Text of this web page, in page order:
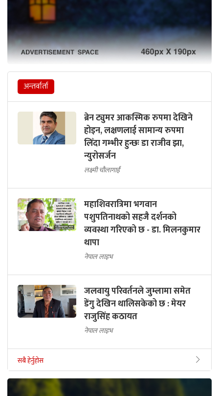
अन्तर्वार्ता
ब्रेन ट्युमर आकस्मिक रुपमा देखिने
होइन, लक्षणलाई सामान्य रुपमा
लिँदा गम्भीर हुन्छः डा राजीव झा,
न्युरोसर्जन
लक्ष्मी चौलागाईं
महाशिवरात्रिमा भगवान
पशुपतिनाथको सहजै दर्शनको
व्यवस्था गरिएको छ - डा. मिलनकुमार
थापा
नेपाल लाइभ
जलवायु परिवर्तनले जुम्लामा समेत
डेंगु देखिन थालिसकेको छ : मेयर
राजुसिंह कठायत
नेपाल लाइभ
सबै हेर्नुहोस